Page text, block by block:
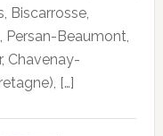
Biscarrosse,
Persan-Beaumont,
Chavenay-
[…]